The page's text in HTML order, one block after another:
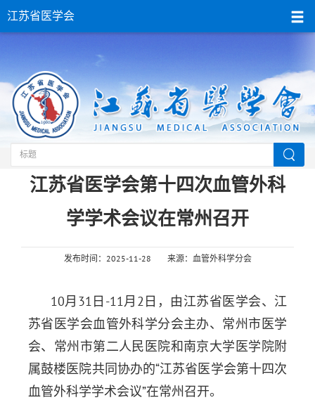
江苏省医学会
当前位置：
江苏省医学会第十四次血管外科
学学术会议在常州召开
发布时间：2025-11-28 来源：血管外科学分会
10月 31 日 -11月 2 日，由江苏省医学会、江
苏省医学会血管外科学分会主办、常州市医学
会、常州市第二人民医院和南京大学医学院附
属鼓楼医院共同协办的“江苏省医学会第十四次
血管外科学学术会议”在常州召开。